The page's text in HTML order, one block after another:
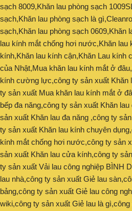
sạch 8009,Khăn lau phòng sạch
sạch,Khăn lau phòng sạch là
sạch,Khăn lau phòng sạch 0609,Khăn
lau kính mắt chống hơi nước,Khăn lau
kính,Khăn lau kính cận,Khăn Lau kính
của Nhật,Mua khăn lau kính mắt ở
kính cường lực,công ty sản xuất Khăn
ty sản xuất Mua khăn lau kính mắt ở
bếp đa năng,công ty sản xuất Khăn
sản xuất Khăn lau đa năng ,công ty
ty sản xuất Khăn lau kính chuyên
kính mắt chống hơi nước,công ty sản
sản xuất Khăn lau cửa kính,công ty
ty sản xuất Vải lau công nghiệp BÌNH
lau nhà,công ty sản xuất Giẻ lau
bảng,công ty sản xuất Giẻ lau công
wiki,công ty sản xuất Giẻ lau là